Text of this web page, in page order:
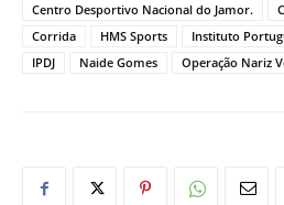
Centro Desportivo Nacional do Jamor.
Corrida
HMS Sports
Instituto
IPDJ
Naide Gomes Operação Nariz